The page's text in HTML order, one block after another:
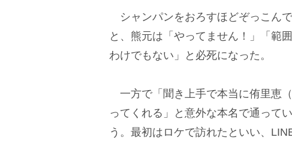
シャンパンをおろすほどぞっこん
と、熊元は「やってません！」「範
わけでもない」と必死になった。
一方で「聞き上手で本当に侑里恵
ってくれる」と意外な本名で通って
う。最初はロケで訪れたといい、